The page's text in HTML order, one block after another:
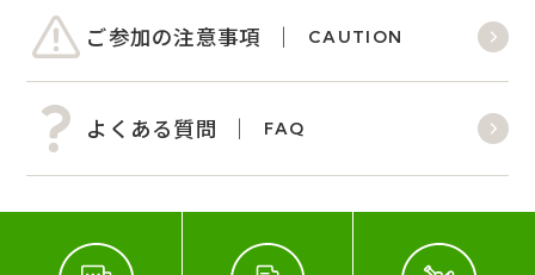
ご参加の注意事項 CAUTION
よくある質問 FAQ